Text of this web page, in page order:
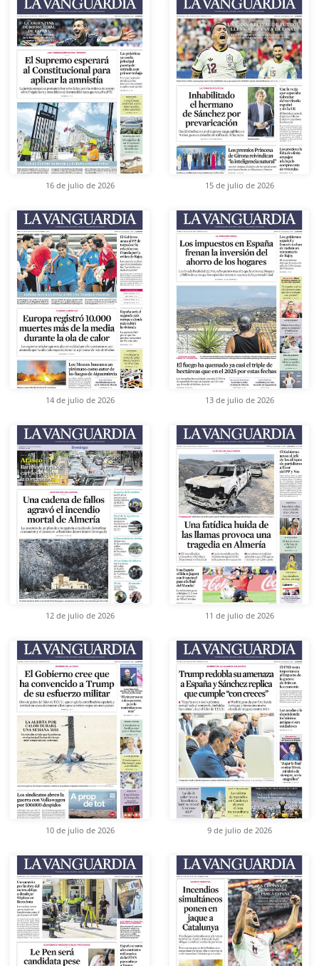
16 de julio de 2026 15 de julio de 2026
14 de julio de 2026 13 de julio de 2026
12 de julio de 2026 11 de julio de 2026
10 de julio de 2026 9 de julio de 2026